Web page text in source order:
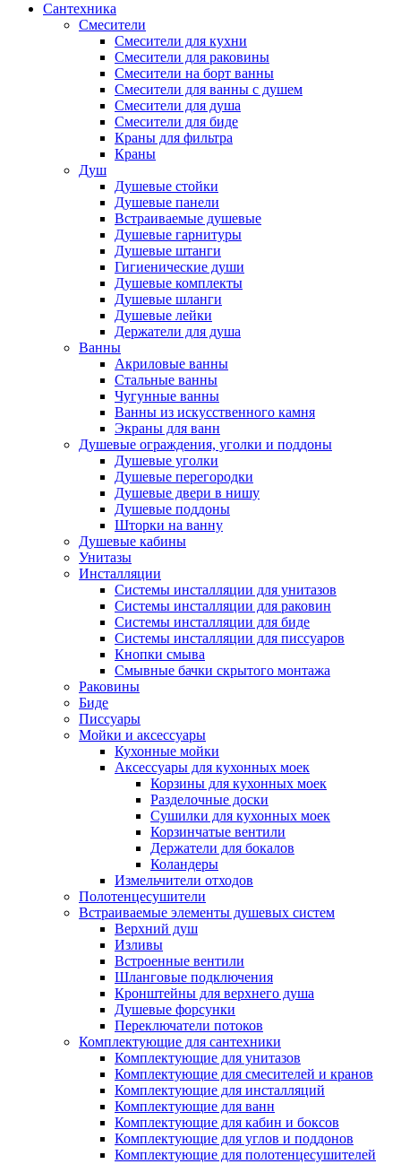
Сантехника
Смесители
Смесители для кухни
Смесители для раковины
Смесители на борт ванны
Смесители для ванны с душем
Смесители для душа
Смесители для биде
Краны для фильтра
Краны
Душ
Душевые стойки
Душевые панели
Встраиваемые душевые
Душевые гарнитуры
Душевые штанги
Гигиенические души
Душевые комплекты
Душевые шланги
Душевые лейки
Держатели для душа
Ванны
Акриловые ванны
Стальные ванны
Чугунные ванны
Ванны из искусственного камня
Экраны для ванн
Душевые ограждения, уголки и поддоны
Душевые уголки
Душевые перегородки
Душевые двери в нишу
Душевые поддоны
Шторки на ванну
Душевые кабины
Унитазы
Инсталляции
Системы инсталляции для унитазов
Системы инсталляции для раковин
Системы инсталляции для биде
Системы инсталляции для писсуаров
Кнопки смыва
Смывные бачки скрытого монтажа
Раковины
Биде
Писсуары
Мойки и аксессуары
Кухонные мойки
Аксессуары для кухонных моек
Корзины для кухонных моек
Разделочные доски
Сушилки для кухонных моек
Корзинчатые вентили
Держатели для бокалов
Коландеры
Измельчители отходов
Полотенцесушители
Встраиваемые элементы душевых систем
Верхний душ
Изливы
Встроенные вентили
Шланговые подключения
Кронштейны для верхнего душа
Душевые форсунки
Переключатели потоков
Комплектующие для сантехники
Комплектующие для унитазов
Комплектующие для смесителей и кранов
Комплектующие для инсталляций
Комплектующие для ванн
Комплектующие для кабин и боксов
Комплектующие для углов и поддонов
Комплектующие для полотенцесушителей